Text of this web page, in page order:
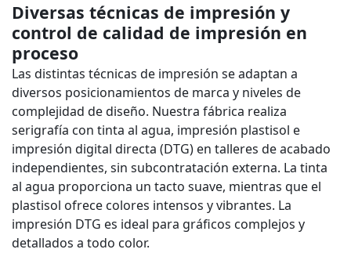
Diversas técnicas de impresión y
control de calidad de impresión en
proceso
Las distintas técnicas de impresión se adaptan a
diversos posicionamientos de marca y niveles de
complejidad de diseño. Nuestra fábrica realiza
serigrafía con tinta al agua, impresión plastisol e
impresión digital directa (DTG) en talleres de acabado
independientes, sin subcontratación externa. La tinta
al agua proporciona un tacto suave, mientras que el
plastisol ofrece colores intensos y vibrantes. La
impresión DTG es ideal para gráficos complejos y
detallados a todo color.